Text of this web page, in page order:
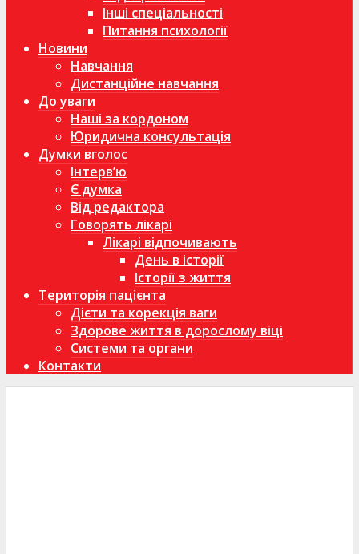
Інші спеціальності
Питання психології
Новини
Навчання
Дистанційне навчання
До уваги
Наші за кордоном
Юридична консультація
Думки вголос
Інтерв’ю
Є думка
Від редактора
Говорять лікарі
Лікарі відпочивають
День в історії
Історії з життя
Територія пацієнта
Дієти та корекція ваги
Здорове життя в дорослому віці
Системи та органи
Контакти